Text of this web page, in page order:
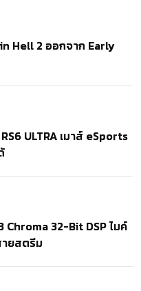
Hell 2 ออกจาก Early
ULTRA เมาส์ eSports
Chroma 32-Bit DSP ไมค์
ายสตรีม